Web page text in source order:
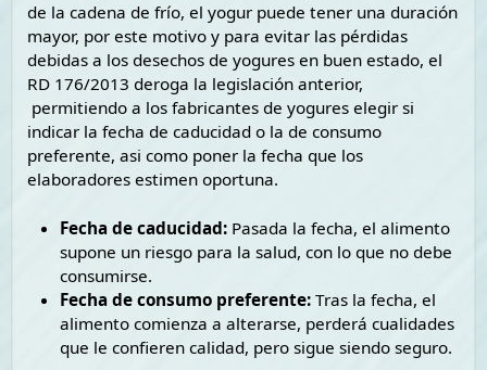
de la cadena de frío, el yogur puede tener una duración
mayor, por este motivo y para evitar las pérdidas
debidas a los desechos de yogures en buen estado, el
RD 176/2013 deroga la legislación anterior,
permitiendo a los fabricantes de yogures elegir si
indicar la fecha de caducidad o la de consumo
preferente, asi como poner la fecha que los
elaboradores estimen oportuna.
Fecha de caducidad: Pasada la fecha, el alimento
supone un riesgo para la salud, con lo que no debe
consumirse.
Fecha de consumo preferente: Tras la fecha, el
alimento comienza a alterarse, perderá cualidades
que le confieren calidad, pero sigue siendo seguro.